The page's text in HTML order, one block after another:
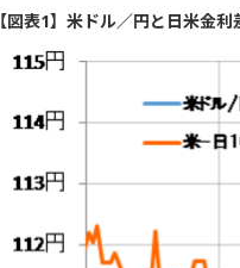
【図表1】米ドル／円と日米金